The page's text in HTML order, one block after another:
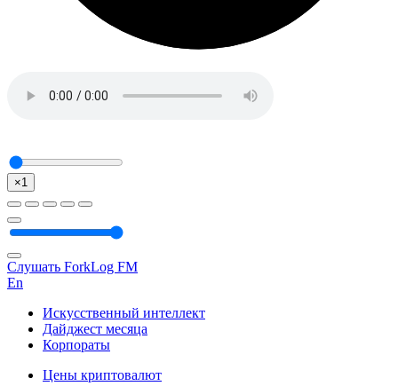
×1
Слушать ForkLog FM
En
Искусственный интеллект
Дайджест месяца
Корпораты
Цены криптовалют